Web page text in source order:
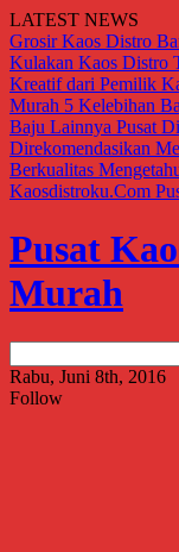
LATEST NEWS
Grosir Kaos Distro
Kulakan Kaos Distro
Kreatif dari Pemilik
Murah 5 Kelebihan
Baju Lainnya Pusat
Direkomendasikan
Berkualitas
Kaosdistroku.Com
Pusat
Murah
Rabu, Juni 8th, 2016
Follow